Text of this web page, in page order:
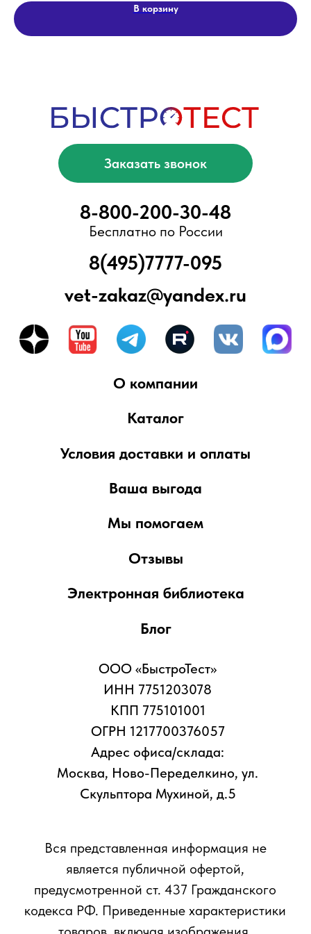
В корзину
Москва, Ново-Переделкино, ул.
Скульптора Мухиной, д.5
Вся представленная информация не
является публичной офертой,
кодекса РФ. Приведенные характеристики
товаров, включая изображения,
представлены исключительно для
реальных. Для получения более подробной
сотрудникам компании
Блог